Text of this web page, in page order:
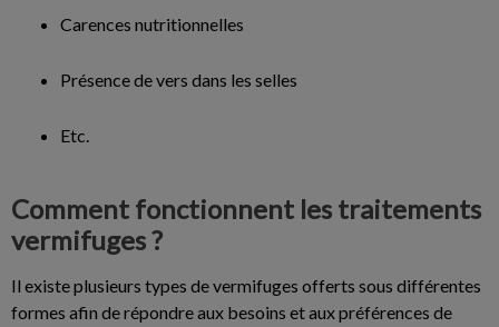
Carences nutritionnelles
Présence de vers dans les selles
Etc.
Comment fonctionnent les traitements
vermifuges ?
Il existe plusieurs types de vermifuges offerts sous différentes
formes afin de répondre aux besoins et aux préférences de